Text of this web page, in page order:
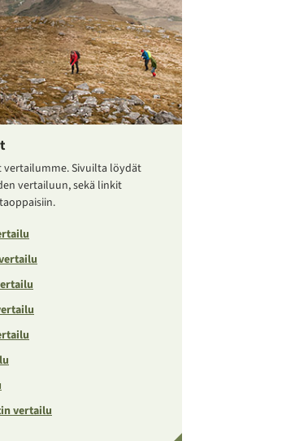
vertailumme. Sivuilta löydät
vertailuun, sekä linkit
vertailu